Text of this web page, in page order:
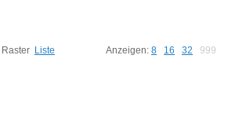
Anzeigen: 8 16 32 999
Raster Liste